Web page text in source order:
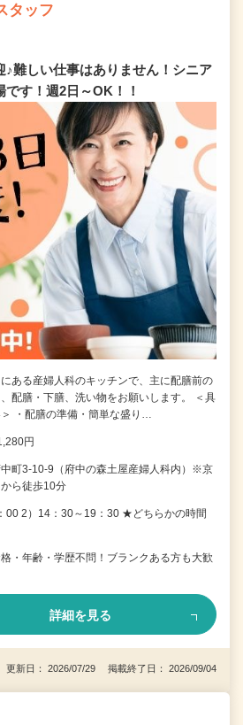
タッフ
♪難しい仕事はありません！シニア
す！週2日～OK！！
ある産婦人科のキッチンで、主に配膳前の
配膳・下膳、洗い物をお願いします。 ＜具
・配膳の準備・簡単な盛り…
円
町3-10-9（府中の森土屋産婦人科内）※京
ら徒歩10分
00 2）14：30～19：30 ★どちらかの時間
・年齢・学歴不問！ブランクある方も大歓
詳細を見る
更新日： 2026/07/29 掲載終了日： 2026/09/04